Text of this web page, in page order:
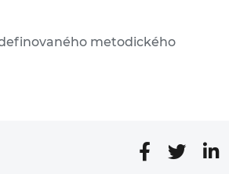
metodického